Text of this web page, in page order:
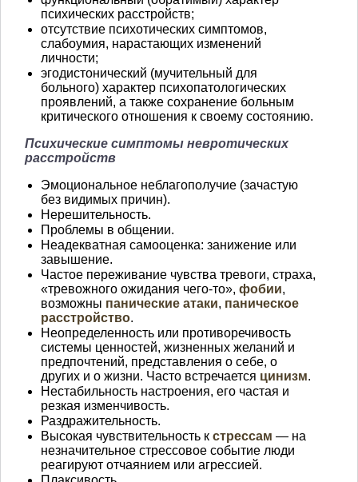
психических расстройств;
отсутствие психотических симптомов,
слабоумия, нарастающих изменений
личности;
эгодистонический (мучительный для
больного) характер психопатологических
проявлений, а также сохранение больным
критического отношения к своему состоянию.
Психические симптомы невротических
расстройств
Эмоциональное неблагополучие (зачастую
без видимых причин).
Нерешительность.
Проблемы в общении.
Неадекватная самооценка: занижение или
завышение.
Частое переживание чувства тревоги, страха,
«тревожного ожидания чего-то», фобии,
возможны панические атаки, паническое
расстройство.
Неопределенность или противоречивость
системы ценностей, жизненных желаний и
предпочтений, представления о себе, о
других и о жизни. Часто встречается цинизм.
Нестабильность настроения, его частая и
резкая изменчивость.
Раздражительность.
Высокая чувствительность к стрессам — на
незначительное стрессовое событие люди
реагируют отчаянием или агрессией.